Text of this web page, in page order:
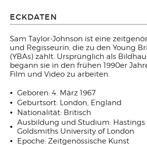
ECKDATEN
Sam Taylor-Johnson ist eine
und Regisseurin, die zu den Young
(YBAs) zählt. Ursprünglich als
begann sie in den frühen 1990er
Film und Video zu arbeiten.
Geboren: 4. März 1967
Geburtsort: London, England
Nationalität: Britisch
Ausbildung und Studium: Hastings
Goldsmiths University of London
Epoche: Zeitgenössische Kunst